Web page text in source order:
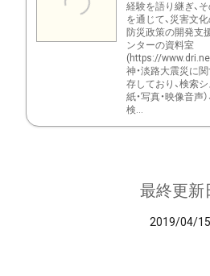
経験を語り継ぎ、
を通じて、災害文
防災政策の開発支
ンターの資料室
(https://
神・淡路大震災に
存しており、検索
紙・写真・映像音声
検...
最終更新
2019/04/15